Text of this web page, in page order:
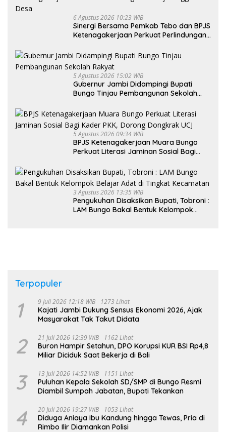
6 Agustus 2026 10:23 WIB
Sinergi Bersama Pemkab Tebo dan BPJS
Ketenagakerjaan Perkuat Perlindungan
5 Agustus 2026 15:02 WIB
Gubernur Jambi Didampingi Bupati
Bungo Tinjau Pembangunan Sekolah
5 Agustus 2026 09:34 WIB
BPJS Ketenagakerjaan Muara Bungo
Perkuat Literasi Jaminan Sosial Bagi
3 Agustus 2026 13:35 WIB
Pengukuhan Disaksikan Bupati, Tobroni :
LAM Bungo Bakal Bentuk Kelompok
Terpopuler
1 9 Juli 2026 12:18 WIB 1273 Lihat
Kajati Jambi Dukung Sensus Ekonomi 2026, Ajak
Masyarakat Tak Takut Didata
2 21 Juli 2026 12:39 WIB 1162 Lihat
Buron Hampir Setahun, DPO Korupsi KUR BSI Rp4,8
Miliar Diciduk Saat Bekerja di Bali
3 13 Juli 2026 14:52 WIB 1151 Lihat
Puluhan Kepala Sekolah SD/SMP di Bungo Resmi
Diambil Sumpah Jabatan, Bupati Tekankan
4 20 Juli 2026 19:27 WIB 1053 Lihat
Diduga Aniaya Ibu Kandung hingga Tewas, Pria di
Rimbo Ilir Diamankan Polisi